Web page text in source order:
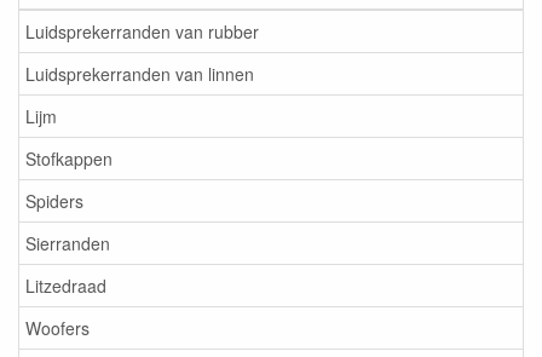
Luidsprekerranden van rubber
Luidsprekerranden van linnen
Lijm
Stofkappen
Spiders
Sierranden
Litzedraad
Woofers